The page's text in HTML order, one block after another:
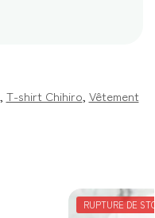
, T-shirt Chihiro, Vêtement
RUPTURE DE